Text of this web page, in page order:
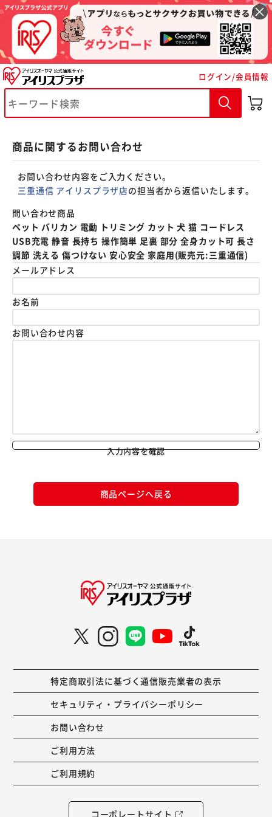
ログイン/会員情報
商品に関するお問い合わせ
お問い合わせ内容をご入力ください。
三重通信 アイリスプラザ店の担当者から返信いたします。
問い合わせ商品
ペット バリカン 電動 トリミング カット 犬 猫 コードレス
USB充電 静音 長持ち 操作簡単 足裏 部分 全身カット可 長さ
調節 洗える 傷つけない 安心安全 家庭用(販売元:三重通信)
メールアドレス
お名前
お問い合わせ内容
入力内容を確認
商品ページへ戻る
特定商取引法に基づく通信販売業者の表示
セキュリティ・プライバシーポリシー
お問い合わせ
ご利用方法
ご利用規約
コーポレートサイト
※ご確認ください